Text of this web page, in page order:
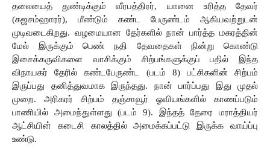
தலையைத்
துண்டிக்கும் வீரபத்திரர், யானை
உரித்த தேவர்
(கஜசம்ஹாரர்),
மீண்டும் கண்ட பேருண்டம்
ஆகியவற்றுடன்
முடிவடைகிறது. வழமையான தேர்களில் நான் பார்த்த மகரத்தின்
மேல்
இருக்கும் பெண் நதி தேவதைகள் நின்று
கொண்டு
இசைக்கருவிகளை
வாசிக்கும் சிற்பங்களுக்குப் பதில்
இந்த
விநாயகர்
தேரில் கண்டபேருண்ட (படம் 8) பட்சிகளின்
சிற்பம்
இருப்பது
தனித்துவமாக
இருந்தது. நான் பார்ப்பது இது முதல்
முறை.
அரிகரர் சிற்பம் தஞ்சாவூர் ஓவியங்களில் காணப்படும்
பாணியில் அமைந்துள்ளது (படம் 9). இந்தத் தேரை மராத்தியர்
ஆட்சியின் கடைசி காலத்தில் அமைக்கப்பட்டு இருக்க வாய்ப்பு
உண்டு.